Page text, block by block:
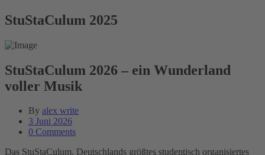
StuStaCulum 2025
StuStaCulum 2026 – ein Wunderland
voller Musik
By alex write
3 Juni 2026
0 Comments
Das StuStaCulum, Deutschlands größtes studentisch organisiertes